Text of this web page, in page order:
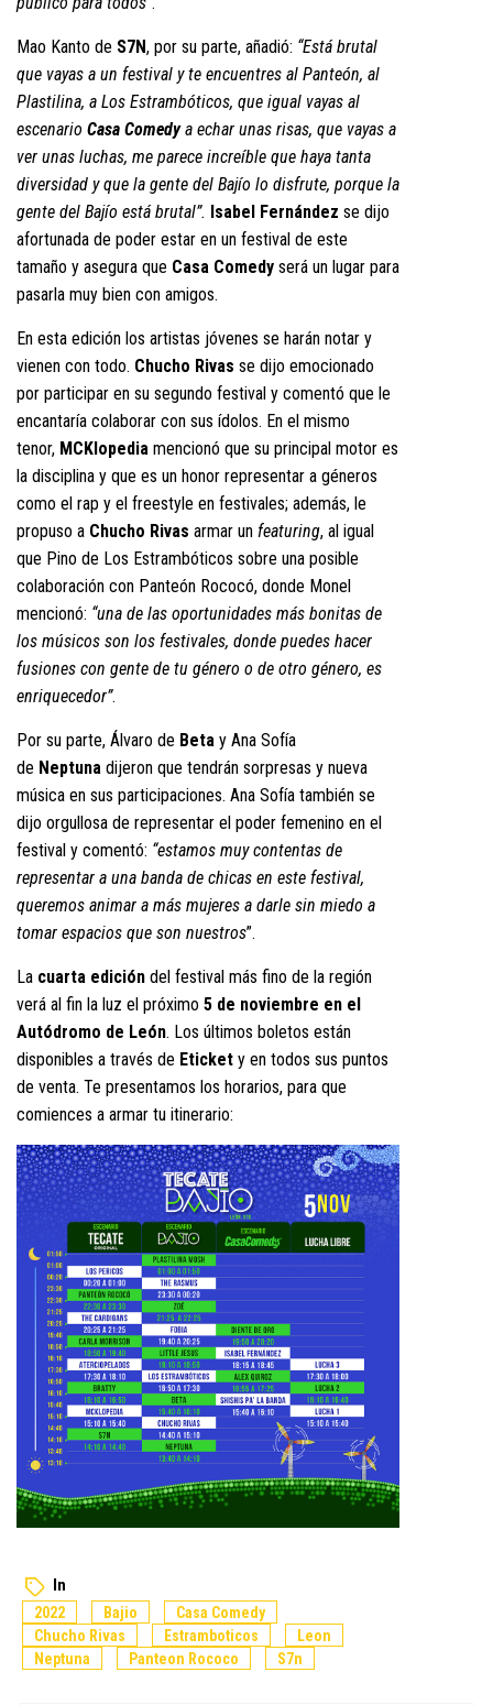
Mao Kanto de S7N, por su parte, añadió: “Está brutal
que vayas a un festival y te encuentres al Panteón, al
Plastilina, a Los Estrambóticos, que igual vayas al
escenario Casa Comedya echar unas risas, que vayas a
ver unas luchas, me parece increíble que haya tanta
diversidad y que la gente del Bajío lo disfrute, porque la
gente del Bajío está brutal”. Isabel Fernández se dijo
afortunada de poder estar en un festival de este
tamaño y asegura que Casa Comedy será un lugar para
pasarla muy bien con amigos.
En esta edición los artistas jóvenes se harán notar y
vienen con todo. Chucho Rivas se dijo emocionado
por participar en su segundo festival y comentó que le
encantaría colaborar con sus ídolos. En el mismo
tenor, MCKlopedia mencionó que su principal motor es
la disciplina y que es un honor representar a géneros
como el rap y el freestyle en festivales; además, le
propuso a Chucho Rivas armar un featuring, al igual
que Pino de Los Estrambóticos sobre una posible
colaboración con Panteón Rococó, donde Monel
mencionó: “una de las oportunidades más bonitas de
los músicos son los festivales, donde puedes hacer
fusiones con gente de tu género o de otro género, es
enriquecedor”.
Por su parte, Álvaro de Beta y Ana Sofía
de Neptuna dijeron que tendrán sorpresas y nueva
música en sus participaciones. Ana Sofía también se
dijo orgullosa de representar el poder femenino en el
festival y comentó: “estamos muy contentas de
representar a una banda de chicas en este festival,
queremos animar a más mujeres a darle sin miedo a
tomar espacios que son nuestros”.
La cuarta edición del festival más fino de la región
verá al fin la luz el próximo 5 de noviembre en el
Autódromo de León. Los últimos boletos están
disponibles a través de Eticket y en todos sus puntos
de venta. Te presentamos los horarios, para que
comiences a armar tu itinerario:
In
2022 Bajio
Casa Comedy
Chucho Rivas
Estramboticos
Leon
Neptuna
Panteon Rococo S7n